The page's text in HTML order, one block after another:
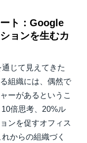
ート：Google
ョンを生むカ
じて見えてきた
組織には、偶然で
ーがあるというこ
倍思考、20%ル
ンを促すオフィス
からの組織づく